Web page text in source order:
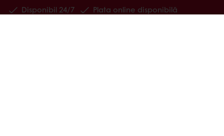
Disponibil 24/7
Plata online disponibilă